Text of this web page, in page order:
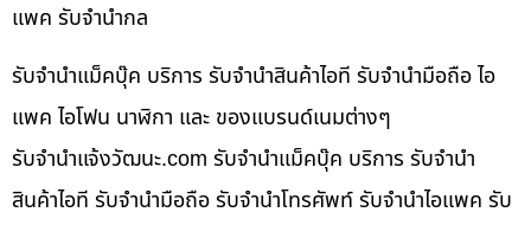
แพค รับจำนำกล
รับจำนำแม็คบุ๊ค บริการ รับจำนำสินค้าไอที รับจำนำมือถือ ไอ
แพค ไอโฟน นาฬิกา และ ของแบรนด์เนมต่างๆ
รับจํานําแจ้งวัฒนะ.com รับจำนำแม็คบุ๊ค บริการ รับจำนำ
สินค้าไอที รับจำนำมือถือ รับจำนำโทรศัพท์ รับจำนำไอแพค รับ